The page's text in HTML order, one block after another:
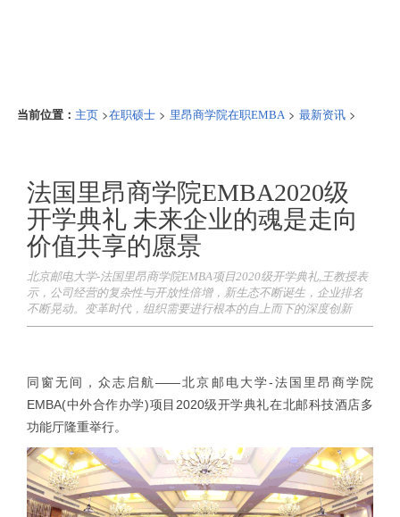
当前位置： 主页 >在职硕士 > 里昂商学院在职EMBA >最新资讯 >
法国里昂商学院EMBA2020级
开学典礼 未来企业的魂是走向
价值共享的愿景
北京邮电大学-法国里昂商学院EMBA项目2020级开学典礼,王教授表
示，公司经营的复杂性与开放性倍增，新生态不断诞生，企业排名
不断晃动。变革时代，组织需要进行根本的自上而下的深度创新
同窗无间，众志启航——北京邮电大学-法国里昂商学院
EMBA(中外合作办学)项目2020级开学典礼在北邮科技酒店多
功能厅隆重举行。